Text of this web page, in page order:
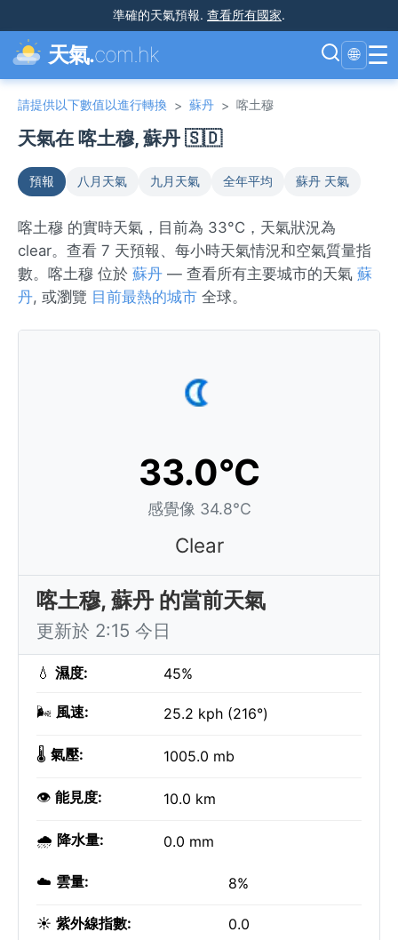
準確的天氣預報. 查看所有國家.
天氣.com.hk 🌐 ☰
請提供以下數值以進行轉換 > 蘇丹 > 喀土穆
天氣在 喀土穆, 蘇丹 🇸🇩
預報 八月天氣 九月天氣 全年平均 蘇丹 天氣
喀土穆 的實時天氣，目前為 33°C，天氣狀況為
clear。查看 7 天預報、每小時天氣情況和空氣質量指
數。喀土穆 位於 蘇丹 — 查看所有主要城市的天氣 蘇
丹, 或瀏覽 目前最熱的城市 全球。
33.0°C
感覺像 34.8°C
Clear
喀土穆, 蘇丹 的當前天氣
更新於 2:15 今日
💧 濕度: 45%
🌬️ 風速: 25.2 kph (216°)
🌡️ 氣壓: 1005.0 mb
👁️ 能見度: 10.0 km
🌧️ 降水量: 0.0 mm
☁️ 雲量: 8%
☀️ 紫外線指數: 0.0